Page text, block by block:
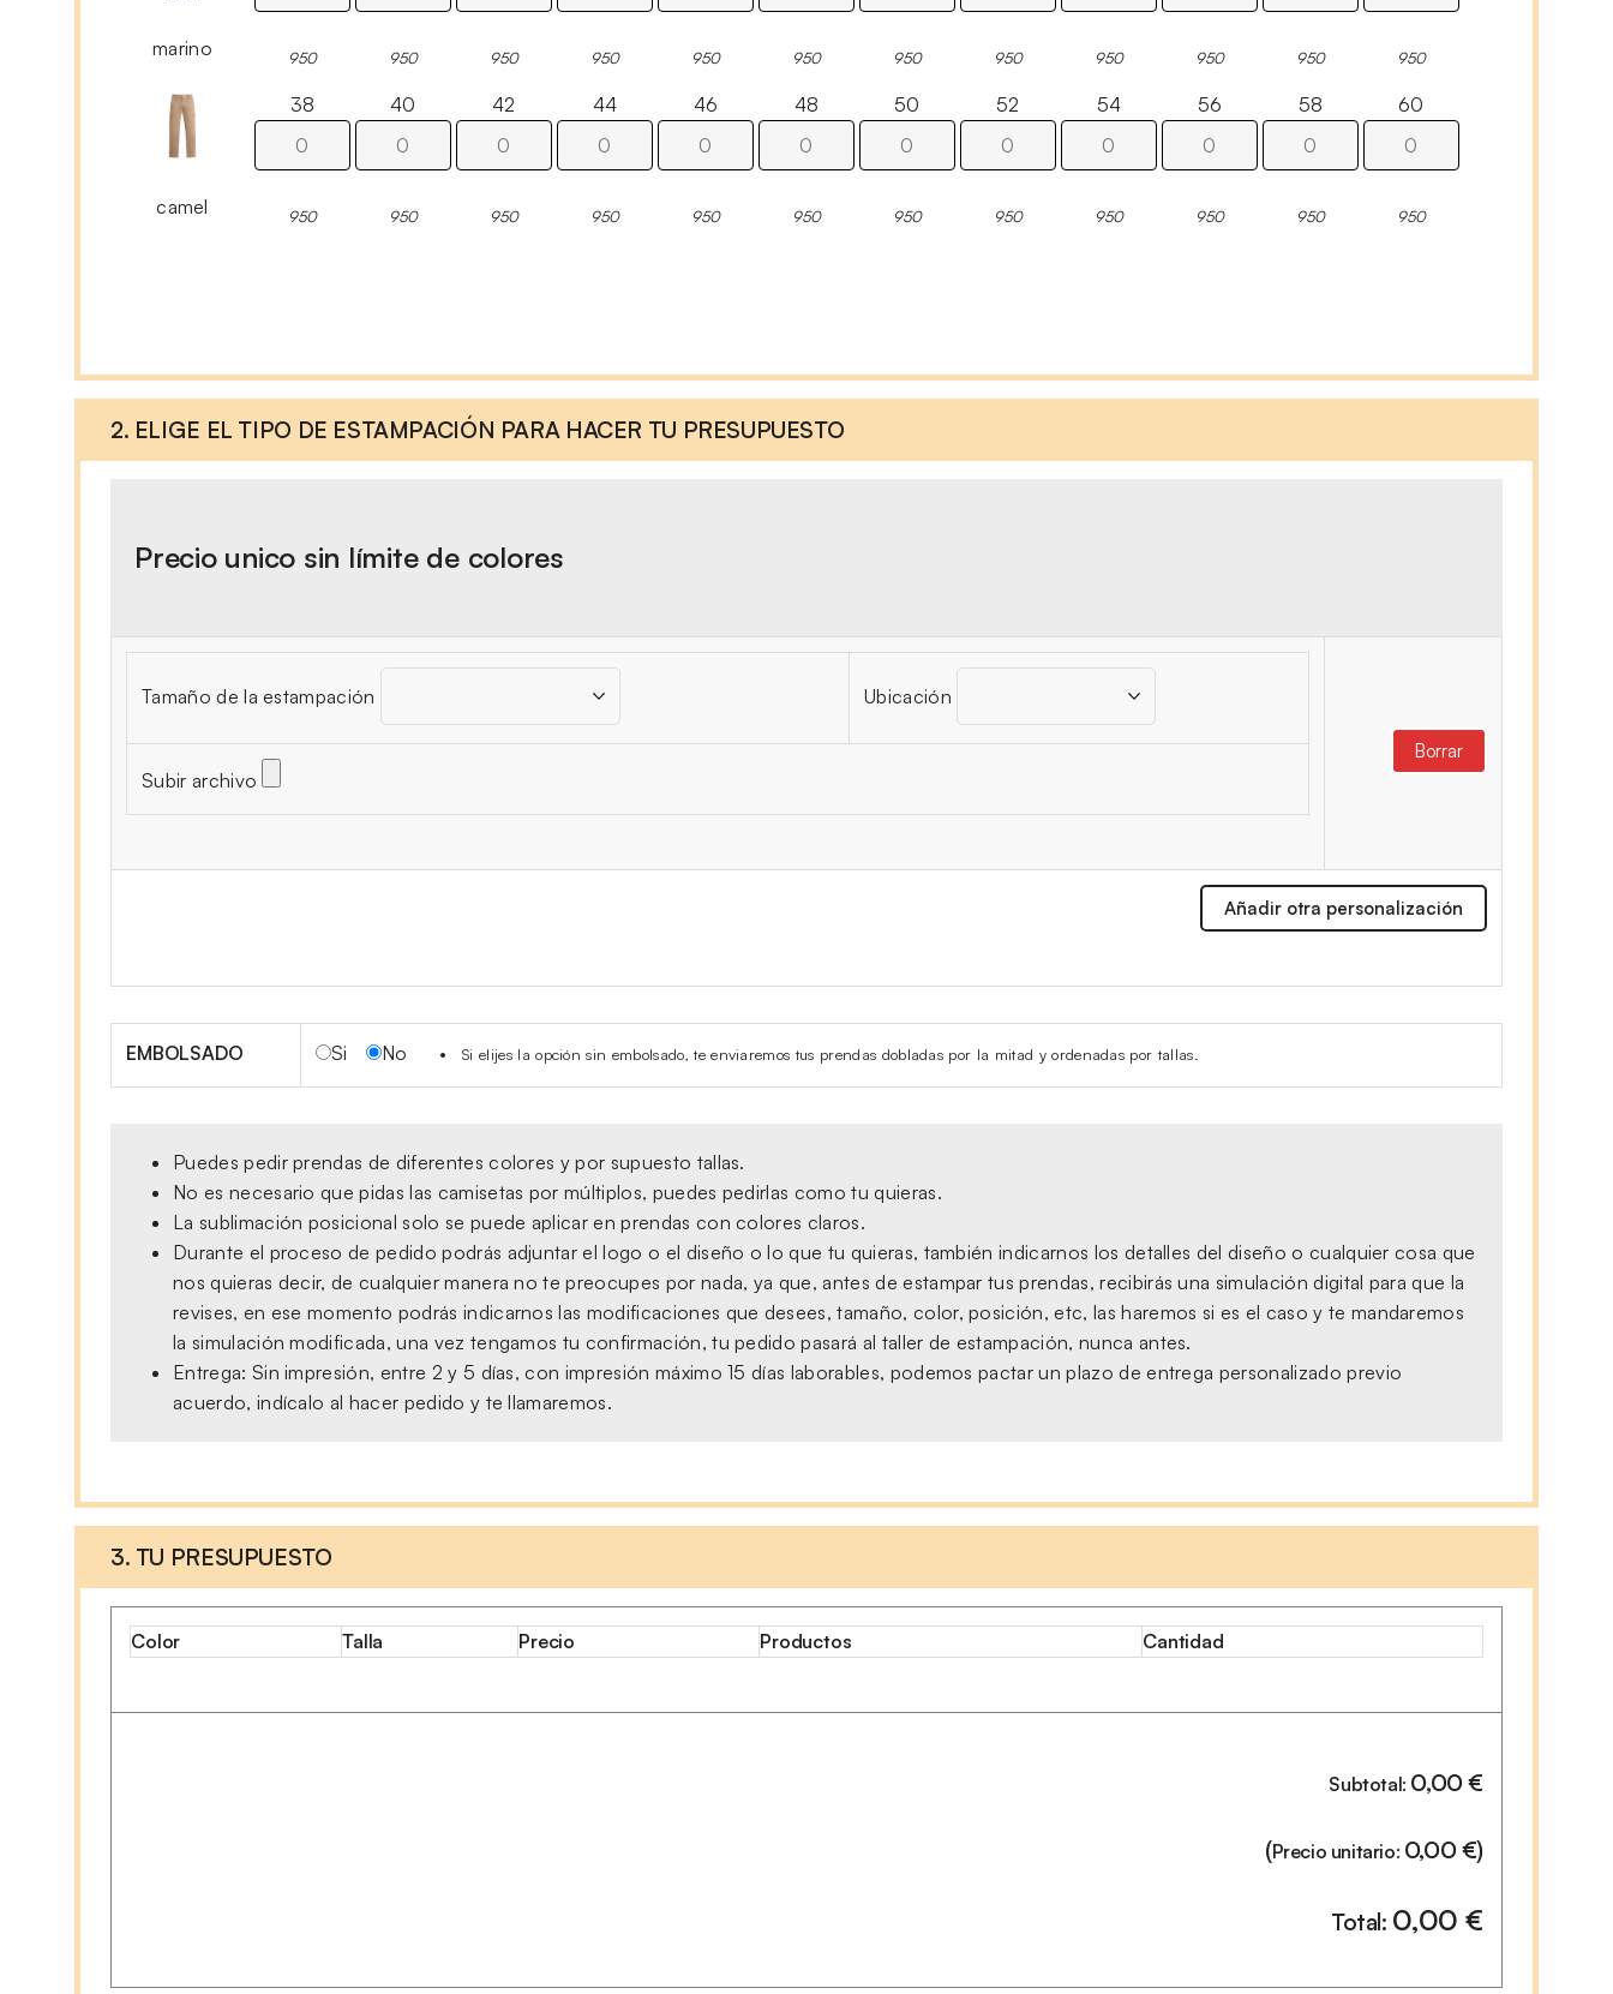
marino 950 950 950 950 950 950 950 950 950 950 950 950
camel
38
950
40
950
42
950
44
950
46
950
48
950
50
950
52
950
54
950
56
950
58
950
60
950
2. ELIGE EL TIPO DE ESTAMPACIÓN PARA HACER TU PRESUPUESTO
Precio unico sin límite de colores
Tamaño de la estampación Ubicación
Subir archivo
Borrar
Añadir otra personalización
EMBOLSADO Si No Si elijes la opción sin embolsado, te enviaremos tus prendas dobladas por la mitad y ordenadas por tallas.
Puedes pedir prendas de diferentes colores y por supuesto tallas.
No es necesario que pidas las camisetas por múltiplos, puedes pedirlas como tu quieras.
La sublimación posicional solo se puede aplicar en prendas con colores claros.
Durante el proceso de pedido podrás adjuntar el logo o el diseño o lo que tu quieras, también indicarnos los detalles del diseño o cualquier cosa que
nos quieras decir, de cualquier manera no te preocupes por nada, ya que, antes de estampar tus prendas, recibirás una simulación digital para que la
revises, en ese momento podrás indicarnos las modificaciones que desees, tamaño, color, posición, etc, las haremos si es el caso y te mandaremos
la simulación modificada, una vez tengamos tu confirmación, tu pedido pasará al taller de estampación, nunca antes.
Entrega: Sin impresión, entre 2 y 5 días, con impresión máximo 15 días laborables, podemos pactar un plazo de entrega personalizado previo
acuerdo, indícalo al hacer pedido y te llamaremos.
3. TU PRESUPUESTO
Color Talla Precio Productos Cantidad
Subtotal: 0,00€
(Precio unitario: 0,00€)
Total: 0,00€